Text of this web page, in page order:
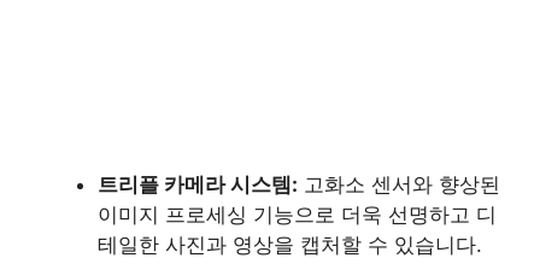
트리플 카메라 시스템: 고화소 센서와 향상된
이미지 프로세싱 기능으로 더욱 선명하고 디
테일한 사진과 영상을 캡처할 수 있습니다.